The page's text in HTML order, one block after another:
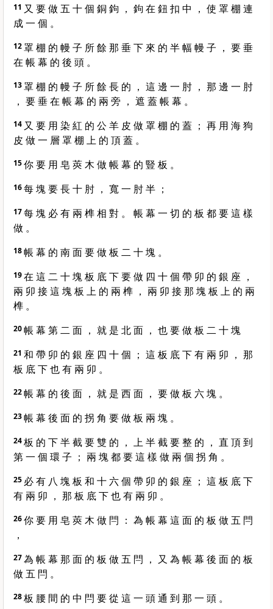
11 又 要 做 五 十 個 銅 鉤 ， 鉤 在 鈕 扣 中 ， 使 罩 棚 連
成 一 個 。
12罩 棚 的 幔 子 所 餘 那 垂 下 來 的 半 幅 幔 子 ， 要 垂
在 帳 幕 的 後 頭 。
13罩 棚 的 幔 子 所 餘 長 的 ， 這 邊 一 肘 ， 那 邊 一 肘
， 要 垂 在 帳 幕 的 兩 旁 ， 遮 蓋 帳 幕 。
14 又 要 用 染 紅 的 公 羊 皮 做 罩 棚 的 蓋 ； 再 用 海 狗
皮 做 一 層 罩 棚 上 的 頂 蓋 。
15你 要 用 皂 莢 木 做 帳 幕 的 豎 板 。
16每 塊 要 長 十 肘 ， 寬 一 肘 半 ；
17每 塊 必 有 兩 榫 相 對 。 帳 幕 一 切 的 板 都 要 這 樣
做 。
18帳 幕 的 南 面 要 做 板 二 十 塊 。
19在 這 二 十 塊 板 底 下 要 做 四 十 個 帶 卯 的 銀 座 ，
兩 卯 接 這 塊 板 上 的 兩 榫 ， 兩 卯 接 那 塊 板 上 的 兩
榫 。
20帳 幕 第 二 面 ， 就 是 北 面 ， 也 要 做 板 二 十 塊
21 和 帶 卯 的 銀 座 四 十 個 ； 這 板 底 下 有 兩 卯 ， 那
板 底 下 也 有 兩 卯 。
22帳 幕 的 後 面 ， 就 是 西 面 ， 要 做 板 六 塊 。
23帳 幕 後 面 的 拐 角 要 做 板 兩 塊 。
24板 的 下 半 截 要 雙 的 ， 上 半 截 要 整 的 ， 直 頂 到
第 一 個 環 子 ； 兩 塊 都 要 這 樣 做 兩 個 拐 角 。
25 必 有 八 塊 板 和 十 六 個 帶 卯 的 銀 座 ； 這 板 底 下
有 兩 卯 ， 那 板 底 下 也 有 兩 卯 。
26你 要 用 皂 莢 木 做 閂 ： 為 帳 幕 這 面 的 板 做 五 閂
，
27為 帳 幕 那 面 的 板 做 五 閂 ， 又 為 帳 幕 後 面 的 板
做 五 閂 。
28板 腰 間 的 中 閂 要 從 這 一 頭 通 到 那 一 頭 。